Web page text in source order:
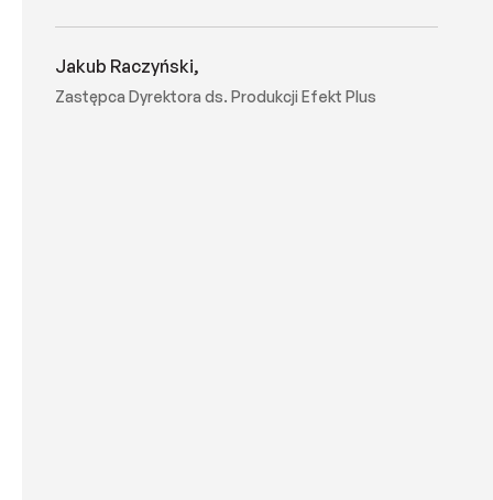
Jakub Raczyński,
Zastępca Dyrektora ds. Produkcji Efekt Plus